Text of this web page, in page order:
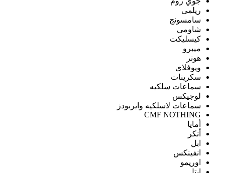
ريلمى
سامسونج
شاومى
كيسليكت
ميبرو
هونر
ويوفلاى
سكرينات
سماعات سلكيه
لوجيكس
سماعات لاسلكيه وايربودز
CMF NOTHING
أمايا
أنكر
ابل
انفينكس
اوريمو